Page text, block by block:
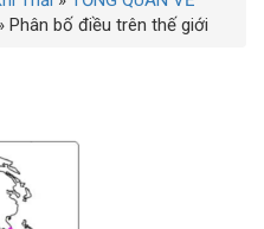
Phân bố điều trên thế giới